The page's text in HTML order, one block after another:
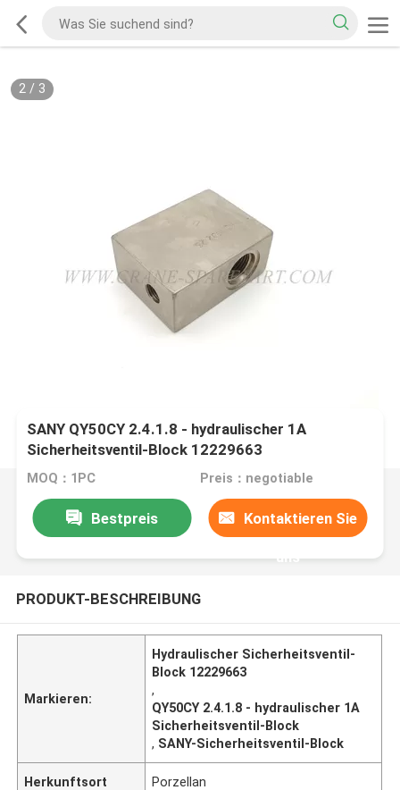
2/ 3
SANY QY50CY 2.4.1.8 - hydraulischer 1A
Sicherheitsventil-Block 12229663
MOQ：1PC Preis：negotiable
Bestpreis Kontaktieren Sie
uns
PRODUKT-BESCHREIBUNG
Markieren:
Hydraulischer Sicherheitsventil-
Block 12229663
,
QY50CY 2.4.1.8 - hydraulischer 1A
Sicherheitsventil-Block
, SANY-Sicherheitsventil-Block
Herkunftsort Porzellan